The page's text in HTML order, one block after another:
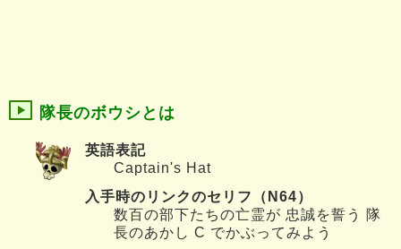
隊長のボウシとは
英語表記
Captain's Hat
入手時のリンクのセリフ（N64）
数百の部下たちの亡霊が 忠誠を誓う 隊
長のあかし C でかぶってみよう